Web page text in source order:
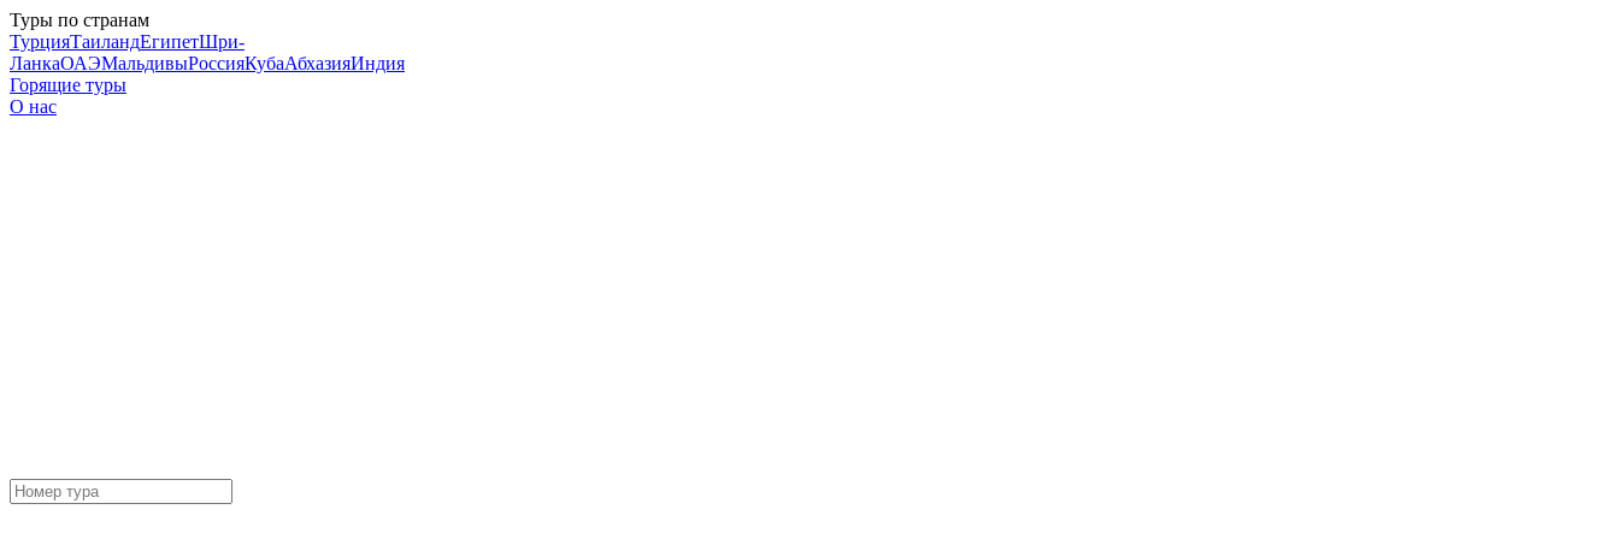
Туры по странам
ТурцияТаиландЕгипетШри-
ЛанкаОАЭМальдивыРоссияКубаАбхазияИндия
Горящие туры
О нас